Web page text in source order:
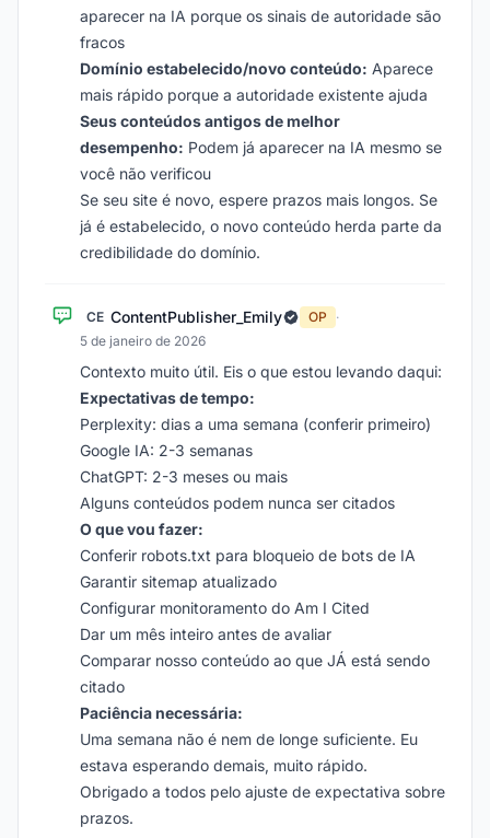
aparecer na IA porque os sinais de autoridade são
fracos
Domínio estabelecido/novo conteúdo: Aparece
mais rápido porque a autoridade existente ajuda
Seus conteúdos antigos de melhor
desempenho: Podem já aparecer na IA mesmo se
você não verificou
Se seu site é novo, espere prazos mais longos. Se
já é estabelecido, o novo conteúdo herda parte da
credibilidade do domínio.
CE ContentPublisher_Emily OP
·
5 de janeiro de 2026
Contexto muito útil. Eis o que estou levando daqui:
Expectativas de tempo:
Perplexity: dias a uma semana (conferir primeiro)
Google IA: 2-3 semanas
ChatGPT: 2-3 meses ou mais
Alguns conteúdos podem nunca ser citados
O que vou fazer:
Conferir robots.txt para bloqueio de bots de IA
Garantir sitemap atualizado
Configurar monitoramento do Am I Cited
Dar um mês inteiro antes de avaliar
Comparar nosso conteúdo ao que JÁ está sendo
citado
Paciência necessária:
Uma semana não é nem de longe suficiente. Eu
estava esperando demais, muito rápido.
Obrigado a todos pelo ajuste de expectativa sobre
prazos.